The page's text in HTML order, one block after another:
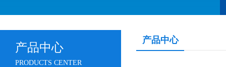
产品中心
PRODUCTS CENTER
产品中心